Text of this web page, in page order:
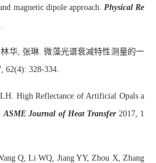
magnetic dipole approach. Physical Re
华, 张琳. 微藻光谱衰减特性测量的一
62(4): 328-334.
High Reflectance of Artificial Opals a
ASME Journal of Heat Transfer2017, 1
Q, Li WQ, Jiang YY, Zhou X, Zhang